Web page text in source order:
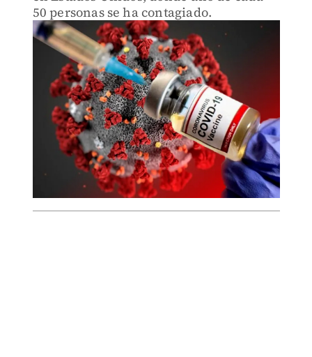
50 personas se ha contagiado.